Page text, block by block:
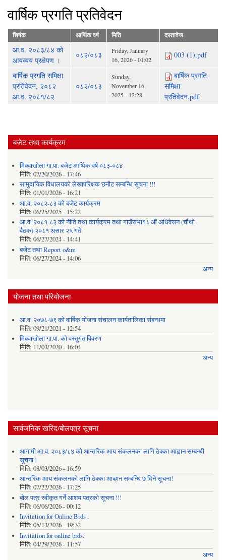
वार्षिक प्रगति प्रतिवेदन
शिर्षक आर्थिक वर्ष मिति दस्तावेज
आ.व. २०८३/८४ को
आयव्यय प्रक्षेपण ।
०८२/०८३
Friday, January
16, 2026 - 01:02
003 (1).pdf
बार्षिक प्रगति समिक्षा
प्रतिवेदन, २०८२
आ.व. २०८१/८२
०८२/०८३
Sunday,
November 16,
2025 - 12:28
बार्षिक प्रगति
समिक्षा
प्रतिवेदन.pdf
बजेट तथा कार्यक्रम
मिक्वाखोला गा.पा. बजेट आर्थिक वर्ष ०८३-०८४
मिति: 07/20/2026 - 17:46
सामुदायिक विधालयको लेखापरिक्षक छनौट सम्बन्धि सूचना !!!
मिति: 01/01/2026 - 16:21
आ.व. २०८२-८३ को बजेट कार्यक्रम
मिति: 06/25/2025 - 15:22
आ.व. २०८१-८२ को नीति तथा कार्यक्रम तथा गाउँसभा१८ औं अधिवेसन (चौथो
वैठक) २०८१ असार २५ गते
मिति: 06/27/2024 - 14:41
बजेट तथा Report o&m
मिति: 06/27/2024 - 14:06
अन्य
योजना तथा परियोजना
आ.व. २०७८-७९ को वार्षिक योजना संचालन कार्यतालिका संबन्धमा
मिति: 09/21/2021 - 12:54
मिक्वाखोला गा.पा. को वस्तुगत विवरण
मिति: 11/03/2020 - 16:04
अन्य
सार्वजनिक खरिद/बोलपत्र सूचना
आगामी आ.व. २०८३/८४ को आन्तरिक आय संकलनका लागि ठेक्का आह्वान सम्बन्धी
सूचना।
मिति: 08/03/2026 - 16:59
आन्तरिक आय संकलनको लागि ठेक्‍का आव्हान सम्बन्धि ७ दिने सूचना!
मिति: 07/22/2026 - 17:25
बोल पत्र स्वीकृत गर्ने आशय पत्रको सूचना !!!
मिति: 06/06/2026 - 00:12
Invitation for Online Bids .
मिति: 05/13/2026 - 19:32
Invitation for online bids.
मिति: 04/29/2026 - 11:57
अन्य